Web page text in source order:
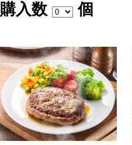
購入数 個